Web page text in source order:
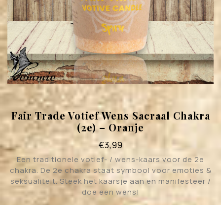
Fair Trade Votief Wens Sacraal Chakra
(2e) – Oranje
€3,99
Een traditionele votief- / wens-kaars voor de 2e
chakra. De 2e chakra staat symbool voor emoties &
seksualiteit. Steek het kaarsje aan en manifesteer /
doe een wens!